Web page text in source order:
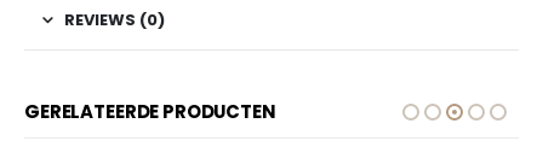
REVIEWS (0)
GERELATEERDE PRODUCTEN